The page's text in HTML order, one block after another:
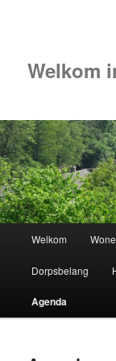
Welkom
Spring
naar
de
Welkom
Dorpsbelang
Agenda